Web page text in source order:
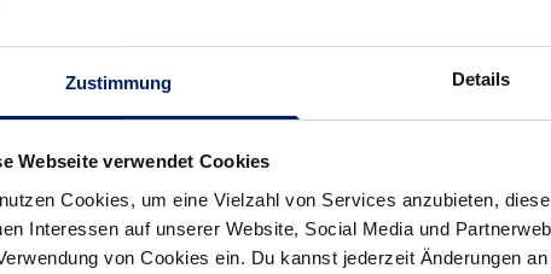
Zustimmung Details
Webseite verwendet Cookies
Cookies, um eine Vielzahl von Services anzubieten,
Interessen auf unserer Website, Social Media und
von Cookies ein. Du kannst jederzeit Änderungen